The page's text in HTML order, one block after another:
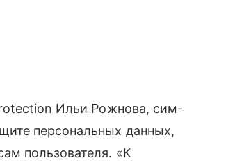
Ильи Рожнова, сим-
персональных данных,
пользователя. «К